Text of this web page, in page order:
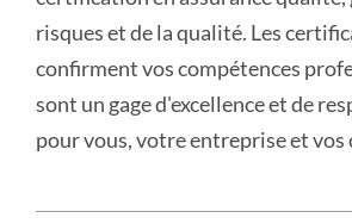
risques et de la qualité. Les
confirment vos compétences
sont un gage d'excellence et de
pour vous, votre entreprise et vos